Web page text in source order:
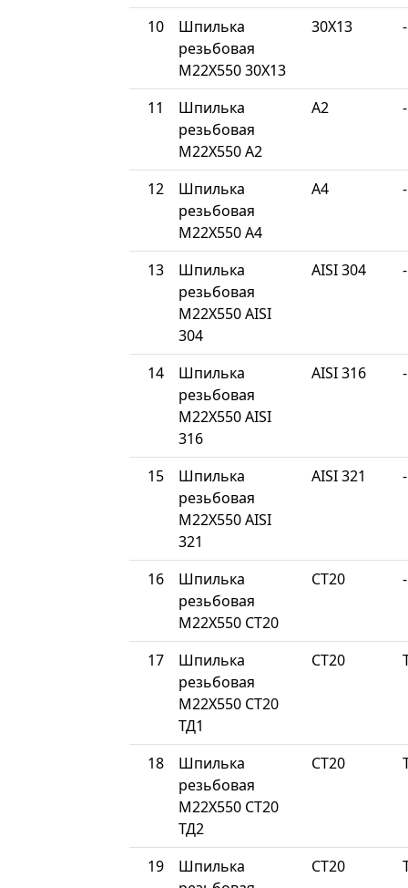
10
Шпилька
резьбовая
М22Х550 30Х13
30Х13 -
11
Шпилька
резьбовая
М22Х550 A2
A2 -
12
Шпилька
резьбовая
М22Х550 A4
A4 -
13
Шпилька
резьбовая
М22Х550 AISI
304
AISI 304 -
14
Шпилька
резьбовая
М22Х550 AISI
316
AISI 316 -
15
Шпилька
резьбовая
М22Х550 AISI
321
AISI 321 -
16
Шпилька
резьбовая
М22Х550 СТ20
СТ20 -
17
Шпилька
резьбовая
М22Х550 СТ20
ТД1
СТ20
18
Шпилька
резьбовая
М22Х550 СТ20
ТД2
СТ20
19
Шпилька
СТ20